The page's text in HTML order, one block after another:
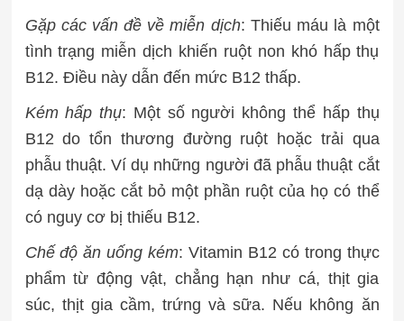
Gặp các vấn đề về miễn dịch: Thiếu máu là một
tình trạng miễn dịch khiến ruột non khó hấp thụ
B12. Điều này dẫn đến mức B12 thấp.
Kém hấp thụ: Một số người không thể hấp thụ
B12 do tổn thương đường ruột hoặc trải qua
phẫu thuật. Ví dụ những người đã phẫu thuật cắt
dạ dày hoặc cắt bỏ một phần ruột của họ có thể
có nguy cơ bị thiếu B12.
Chế độ ăn uống kém: Vitamin B12 có trong thực
phẩm từ động vật, chẳng hạn như cá, thịt gia
súc, thịt gia cầm, trứng và sữa. Nếu không ăn